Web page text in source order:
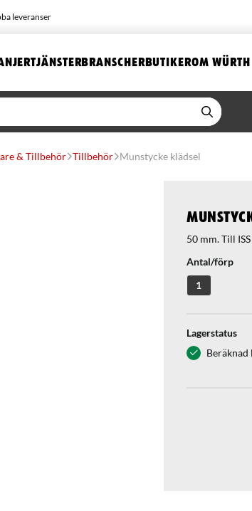
leveranser
TJÄNSTERBRANSCHERBUTIKEROM WÜRTH
& Tillbehör Tillbehör Munstycke klädsel
50 mm. Till
Antal/förp
1
Lagerstatus
Beräknad